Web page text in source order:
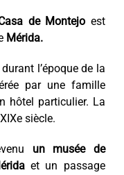
de Montejo est
Mérida.
l’époque de la
par une famille
hôtel particulier. La
siècle.
un musée de
et un passage